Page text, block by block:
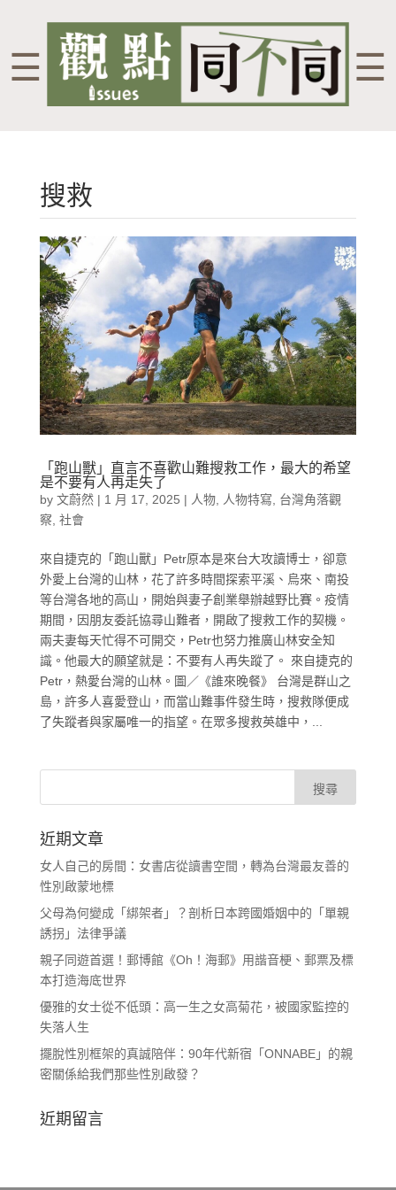
☰ ☰
搜救
「跑山獸」直言不喜歡山難搜救工作，最大的希望
是不要有人再走失了
by 文蔚然| 1 月 17, 2025 | 人物, 人物特寫
台灣角落觀
察 社會
來自捷克的「跑山獸」Petr原本是來台大攻讀博士，卻意
外愛上台灣的山林，花了許多時間探索平溪、烏來、南投
等台灣各地的高山，開始與妻子創業舉辦越野比賽。疫情
期間，因朋友委託協尋山難者，開啟了搜救工作的契機。
兩夫妻每天忙得不可開交，Petr也努力推廣山林安全知
識。他最大的願望就是：不要有人再失蹤了。 來自捷克的
Petr，熱愛台灣的山林。圖／《誰來晚餐》 台灣是群山之
島，許多人喜愛登山，而當山難事件發生時，搜救隊便成
了失蹤者與家屬唯一的指望。在眾多搜救英雄中，...
近期文章
女人自己的房間：女書店從讀書空間，轉為台灣最友善的
性別啟蒙地標
父母為何變成「綁架者」？剖析日本跨國婚姻中的「單親
誘拐」法律爭議
親子同遊首選！郵博館《Oh！海郵》用諧音梗、郵票及標
本打造海底世界
優雅的女士從不低頭：高一生之女高菊花，被國家監控的
失落人生
擺脫性別框架的真誠陪伴：90年代新宿「ONNABE」的親
密關係給我們那些性別啟發？
近期留言